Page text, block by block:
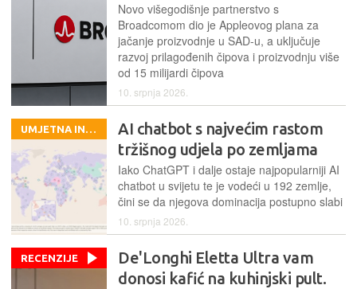
Novo višegodišnje partnerstvo s
Broadcomom dio je Appleovog plana za
jačanje proizvodnje u SAD-u, a uključuje
razvoj prilagođenih čipova i proizvodnju više
od 15 milijardi čipova
10. srpnja 2026.
UMJETNA INTELIGENCIJA
AI chatbot s najvećim rastom
tržišnog udjela po zemljama
Iako ChatGPT i dalje ostaje najpopularniji AI
chatbot u svijetu te je vodeći u 192 zemlje,
čini se da njegova dominacija postupno slabi
10. srpnja 2026.
RECENZIJE
De'Longhi Eletta Ultra vam
donosi kafić na kuhinjski pult.